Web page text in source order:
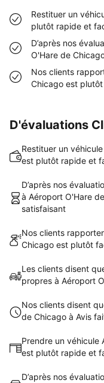
Restituer un
plutôt rapide et
D’après nos
O'Hare de
Nos clients
Chicago est
D'évaluations
Restituer un
est plutôt rapide et
D’après nos
à Aéroport O'Hare
satisfaisant
Nos clients
Chicago est plutôt
Les clients disent
propres à Aéroport
Nos clients disent
de Chicago à Avis
Prendre un véhicule
est plutôt rapide et
D’après nos